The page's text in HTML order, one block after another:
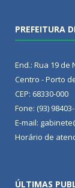
PREFEITURA
End.: Rua 19 de
Centro - Porto
CEP: 68330-000
Fone: (93)
E-mail:
Horário de
ÚLTIMAS